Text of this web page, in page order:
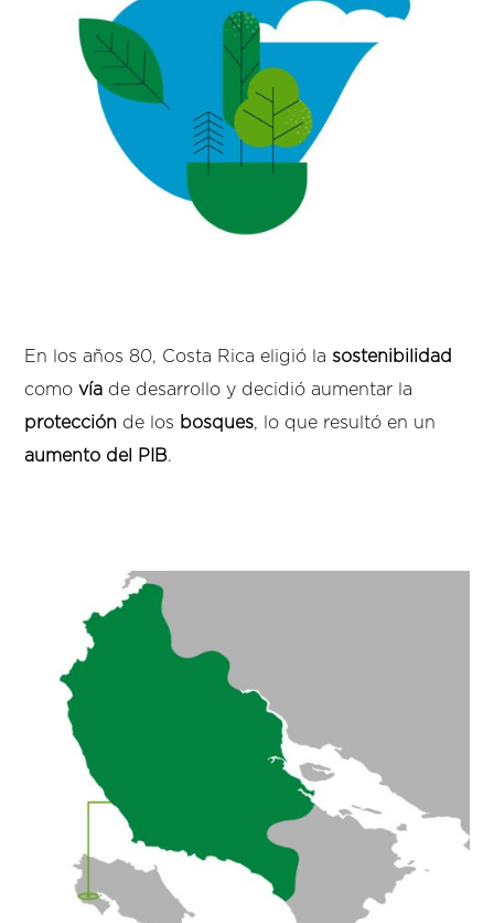
En los años 80, Costa Rica eligió lasostenibilidad
comovía de desarrollo y decidió aumentar la
protección de los bosques, lo que resultó en un
aumento del PIB.